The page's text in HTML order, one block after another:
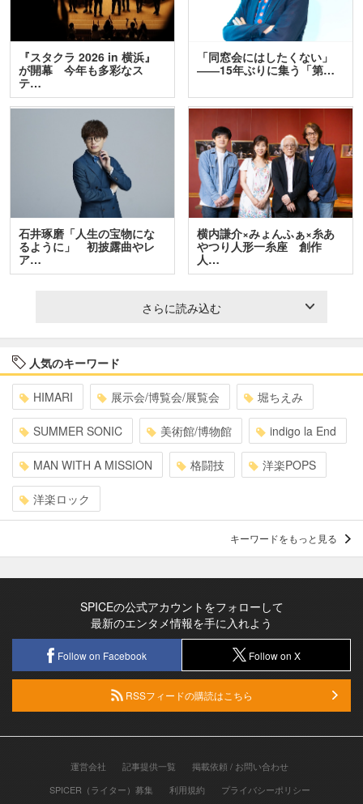
『スタクラ 2026 in 横浜』
が開幕 今年も多彩なス
テ…
「同窓会にはしたくない」
――15年ぶりに集う「第…
石井琢磨「人生の宝物にな
るように」 初披露曲やレ
ア…
横内謙介×みょんふぁ×糸あ
やつり人形一糸座 創作
人…
さらに読み込む
人気のキーワード
HIMARI 展示会/博覧会/展覧会 堀ちえみ
SUMMER SONIC 美術館/博物館 indigo la End
MAN WITH A MISSION 格闘技 洋楽POPS
洋楽ロック
キーワードをもっと見る
SPICEの公式アカウントをフォローして
最新のエンタメ情報を手に入れよう
Follow on Facebook Follow on X
RSSフィードの購読はこちら
運営会社 記事提供一覧
掲載依頼 / お問い合わせ
SPICER（ライター）募集
利用規約 プライバシーポリシー